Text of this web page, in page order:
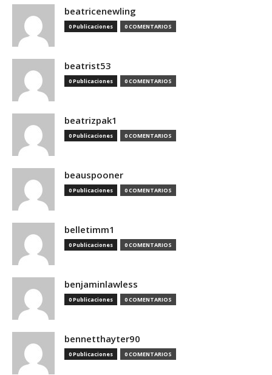
beatricenewling
0 Publicaciones 0 COMENTARIOS
beatrist53
0 Publicaciones 0 COMENTARIOS
beatrizpak1
0 Publicaciones 0 COMENTARIOS
beauspooner
0 Publicaciones 0 COMENTARIOS
belletimm1
0 Publicaciones 0 COMENTARIOS
benjaminlawless
0 Publicaciones 0 COMENTARIOS
bennetthayter90
0 Publicaciones 0 COMENTARIOS